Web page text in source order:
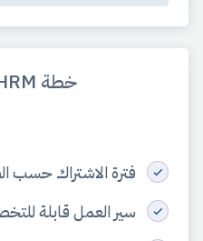
خطة HRM مخصصة
فترة الاشتراك حسب
سير العمل قابلة